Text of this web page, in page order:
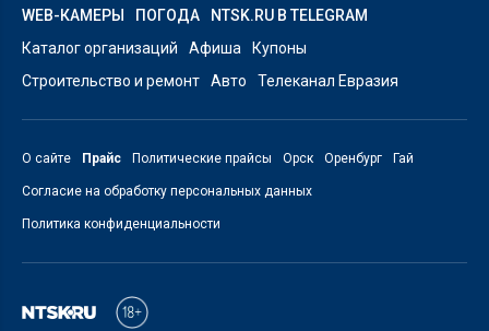
WEB-КАМЕРЫ
ПОГОДА
NTSK.RU В TELEGRAM
Каталог организаций
Афиша
Купоны
Строительство и ремонт
Авто Телеканал Евразия
О сайте Прайс Политические прайсы Орск Оренбург Гай
Согласие на обработку персональных данных
Политика конфиденциальности